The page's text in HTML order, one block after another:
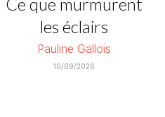
les éclairs
Pauline Gallois
10/09/2026